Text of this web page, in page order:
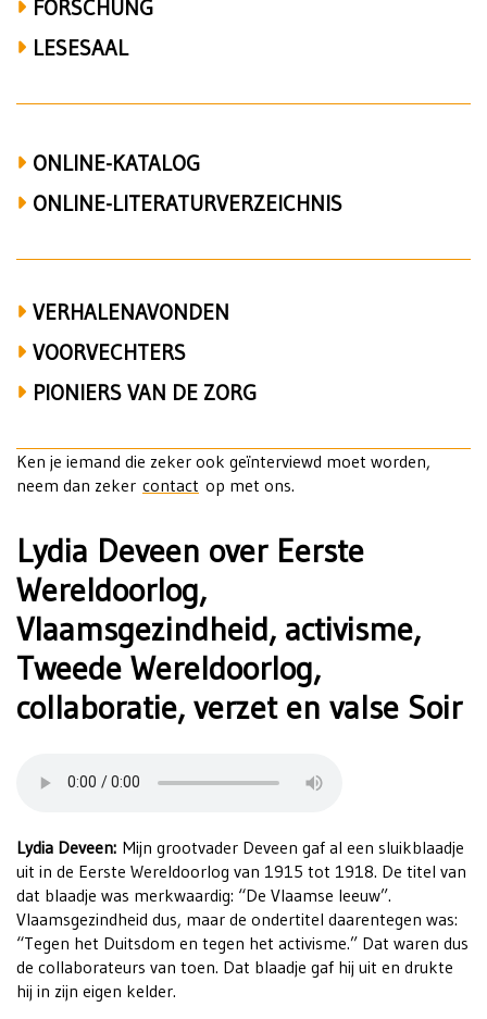
Wereldoorlog,
collaboratie,
verzet,
Soir,
Herman
Liebaerts
en
Breendonk
FORSCHUNG
LESESAAL
ONLINE-KATALOG
ONLINE-LITERATURVERZEICHNIS
VERHALENAVONDEN
VOORVECHTERS
PIONIERS VAN DE ZORG
Ken je iemand die zeker ook geïnterviewd moet worden,
neem dan zeker contact op met ons.
Lydia Deveen over Eerste
Wereldoorlog,
Vlaamsgezindheid, activisme,
Tweede Wereldoorlog,
collaboratie, verzet en valse Soir
Lydia Deveen: Mijn grootvader Deveen gaf al een sluikblaadje
uit in de Eerste Wereldoorlog van 1915 tot 1918. De titel van
dat blaadje was merkwaardig: “De Vlaamse leeuw”.
Vlaamsgezindheid dus, maar de ondertitel daarentegen was:
“Tegen het Duitsdom en tegen het activisme.” Dat waren dus
de collaborateurs van toen. Dat blaadje gaf hij uit en drukte
hij in zijn eigen kelder.